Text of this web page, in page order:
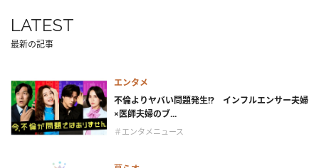
LATEST
最新の記事
エンタメ
不倫よりヤバい問題発生!? インフルエンサー夫婦
×医師夫婦のブ...
＃エンタメニュース